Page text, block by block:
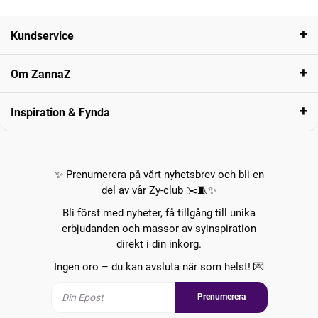
Kundservice
Om ZannaZ
Inspiration & Fynda
✨ Prenumerera på vårt nyhetsbrev och bli en
del av vår Zy-club ✂️🧵✨
Bli först med nyheter, få tillgång till unika
erbjudanden och massor av syinspiration
direkt i din inkorg.
Ingen oro – du kan avsluta när som helst! 💌
Prenumerera